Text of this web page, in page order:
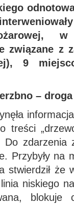
związane z
9
–
treści
zdarzenia
Przybyły na
stwierdził że
niskiego
blokuje